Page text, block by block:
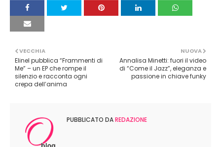
NUOVA
Annalisa Minetti: fuori il video
di “Come il Jazz”, eleganza e
passione in chiave funky
VECCHIA
Elinel pubblica “Frammenti di
Me” – un EP che rompe il
silenzio e racconta ogni
crepa dell’anima
PUBBLICATO DAREDAZIONE